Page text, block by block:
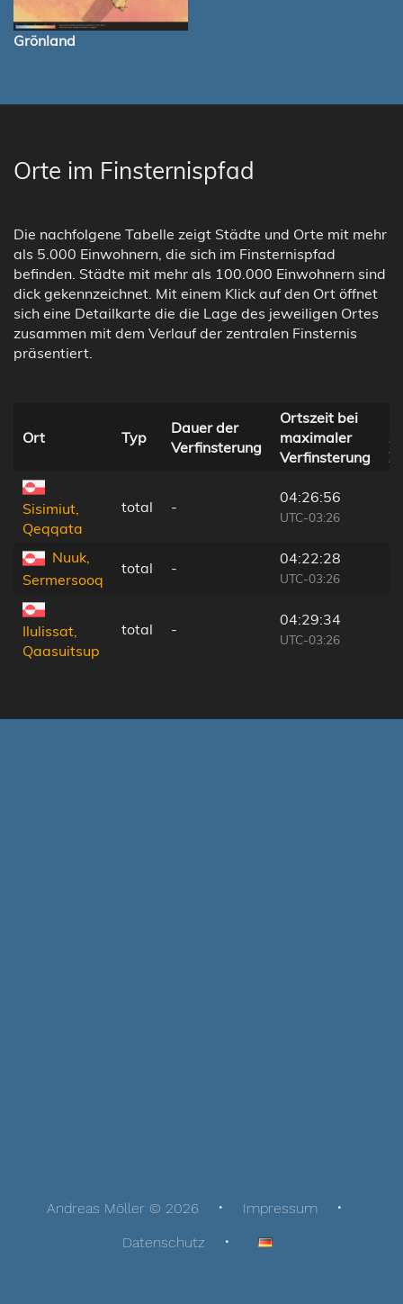
Grönland
Orte im Finsternispfad
Die nachfolgene Tabelle zeigt Städte und Orte mit mehr
als 5.000 Einwohnern, die sich im Finsternispfad
befinden. Städte mit mehr als 100.000 Einwohnern sind
dick gekennzeichnet. Mit einem Klick auf den Ort öffnet
sich eine Detailkarte die die Lage des jeweiligen Ortes
zusammen mit dem Verlauf der zentralen Finsternis
präsentiert.
Ort Typ
Dauer der
Verfinsterung
Ortszeit bei
maximaler
Verfinsterung
Sisimiut,
Qeqqata
total -
04:26:56
UTC-03:26
Nuuk,
Sermersooq
total -
04:22:28
UTC-03:26
Ilulissat,
Qaasuitsup
total -
04:29:34
UTC-03:26
Andreas Möller © 2026
Impressum
Datenschutz